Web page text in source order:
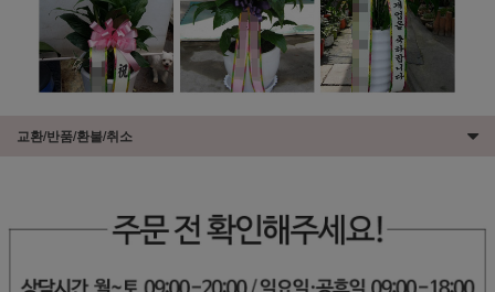
교환/반품/환불/취소